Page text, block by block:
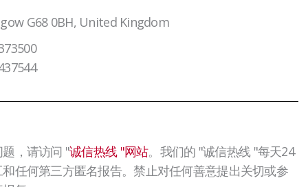
G68 0BH, United Kingdom
，请访问 "诚信热线 "网站。我们的 "诚信热线 "每天24
任何第三方匿名报告。禁止对任何善意提出关切或参